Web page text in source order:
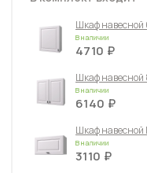
Шкаф навесной
В наличии
4710
Шкаф навесной
В наличии
6140
Шкаф навесной
В наличии
3110